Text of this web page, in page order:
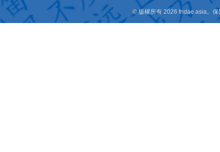
© 版權所有 2026 fridae.asia。